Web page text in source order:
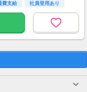
費支給 社員登用あり